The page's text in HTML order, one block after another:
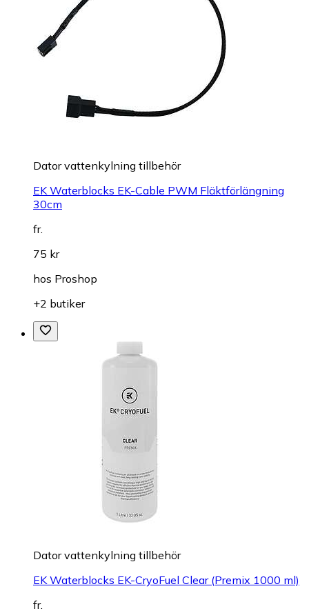
Dator vattenkylning tillbehör
EK Waterblocks EK-Cable PWM Fläktförlängning
30cm
fr.
75 kr
hos Proshop
+2 butiker
Dator vattenkylning tillbehör
EK Waterblocks EK-CryoFuel Clear (Premix 1000 ml)
fr.